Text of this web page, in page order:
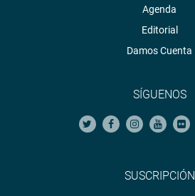
Agenda
Editorial
Damos Cuenta
SÍGUENOS
SUSCRIPCIÓN